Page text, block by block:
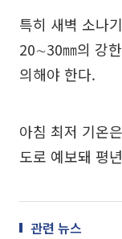
특히 새벽 소나
20∼30㎜의 강
의해야 한다.
아침 최저 기온
도로 예보돼 평
관련 뉴스